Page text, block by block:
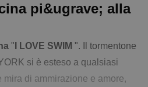
pi&ugrave; alla
" I LOVE SWIM ". Il tormentone
si è esteso a qualsiasi
mira di ammirazione e amore,